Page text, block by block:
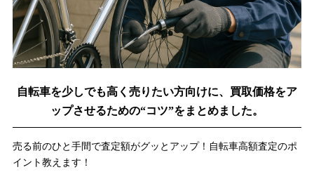
自転車を少しでも高く売りたい方向けに、買取価格をア
ップさせるための“コツ”をまとめました。
売る前のひと手間で査定額がグッとアップ！自転車高額査定のポ
イント教えます！